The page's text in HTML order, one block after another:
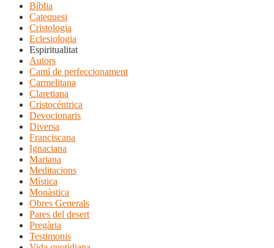
Bíblia
Catequesi
Cristologia
Eclesiologia
Espiritualitat
Autors
Camí de perfeccionament
Carmelitana
Claretiana
Cristocéntrica
Devocionaris
Diversa
Franciscana
Ignaciana
Mariana
Meditacions
Mística
Monàstica
Obres Generals
Pares del desert
Pregària
Testimonis